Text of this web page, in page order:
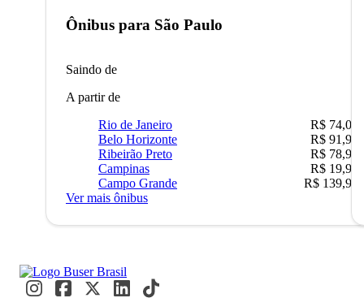
Ônibus para São Paulo
Saindo de
A partir de
Rio de Janeiro
R$ 74,00
Belo Horizonte
R$ 91,90
Ribeirão Preto
R$ 78,90
Campinas
R$ 19,90
Campo Grande
R$ 139,90
Ver mais ônibus